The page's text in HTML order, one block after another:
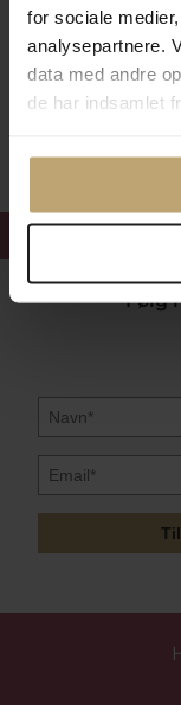
for sociale
analysepartnere.
data med andre
de har indsamlet
Få
Følg